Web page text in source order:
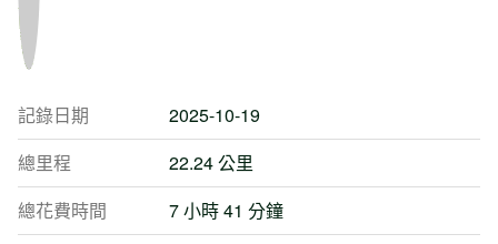
記錄日期
2025-10-19
總里程
22.24 公里
總花費時間
7 小時 41 分鐘